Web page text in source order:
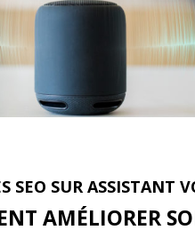
SEO SUR ASSISTANT
AMÉLIORER